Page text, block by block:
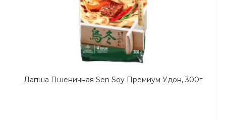
Лапша Пшеничная Sen Soy Премиум Удон, 300г